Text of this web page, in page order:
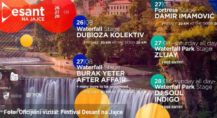
Foto: Oficijelni vizual: Festival Desant na Jajce